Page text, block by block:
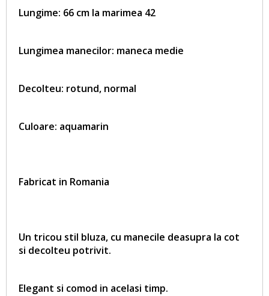
Lungime: 66 cm la marimea 42
Lungimea manecilor: maneca medie
Decolteu: rotund, normal
Culoare: aquamarin
Fabricat in Romania
Un tricou stil bluza, cu manecile deasupra la cot
si decolteu potrivit.
Elegant si comod in acelasi timp.